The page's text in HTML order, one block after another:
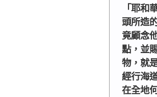
「耶
頭所造
竟顧念
點，並
物，就
經行海
在全地